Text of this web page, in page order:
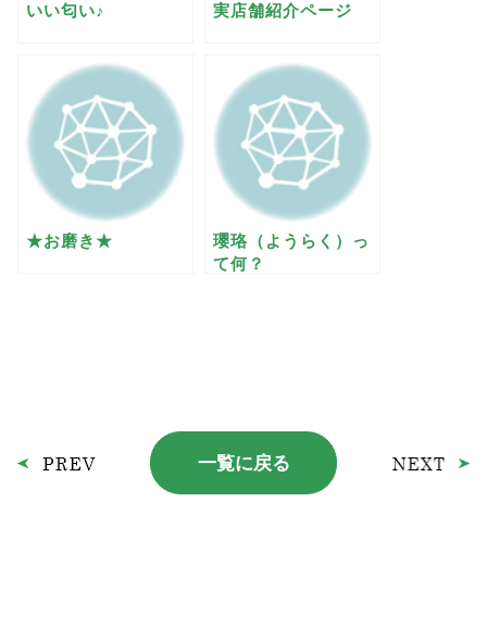
いい匂い♪ 実店舗紹介ページ
★お磨き★
瓔珞（ようらく）っ
て何？
一覧に戻る